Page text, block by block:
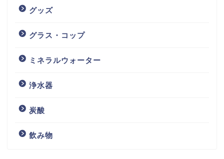
グッズ
グラス・コップ
ミネラルウォーター
浄水器
炭酸
飲み物